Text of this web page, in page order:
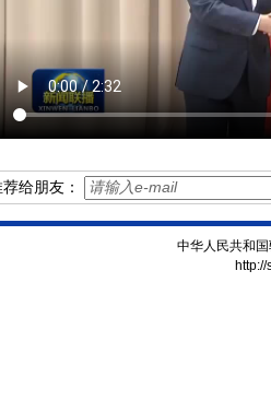
荐给朋友：
中华人民共和